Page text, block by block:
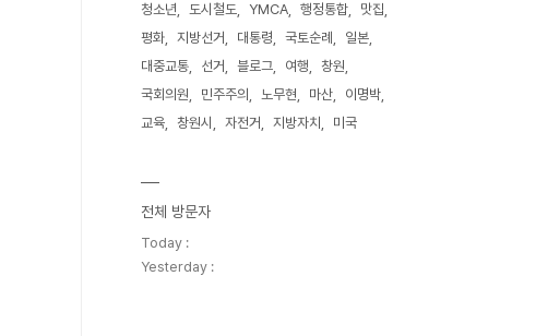
청소년
도시철도 YMCA 행정통합
맛집
평화
지방선거 대통령 국토순례
일본
대중교통
선거 블로그 여행
창원
국회의원
민주주의 노무현 마산
이명박
교육
창원시 자전거 지방자치 미국
전체 방문자
Today :
Yesterday :